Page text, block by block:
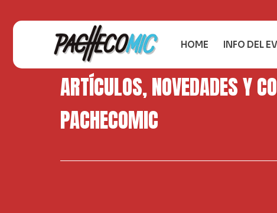
HOME INFO DEL
ARTÍCULOS, NOVEDADES Y
PACHECOMIC